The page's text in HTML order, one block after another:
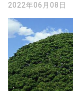
2022年06月08日